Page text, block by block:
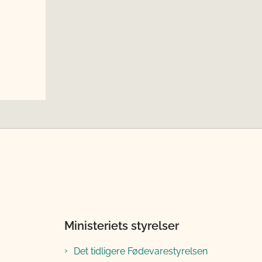
Ministeriets styrelser
Det tidligere Fødevarestyrelsen